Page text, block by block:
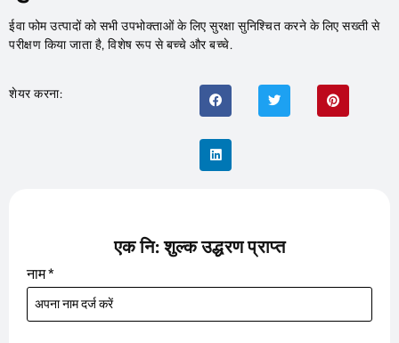
ईवा फोम उत्पादों को सभी उपभोक्ताओं के लिए सुरक्षा सुनिश्चित करने के लिए सख्ती से
परीक्षण किया जाता है, विशेष रूप से बच्चे और बच्चे.
शेयर करना:
एक नि: शुल्क उद्धरण प्राप्त
नाम*